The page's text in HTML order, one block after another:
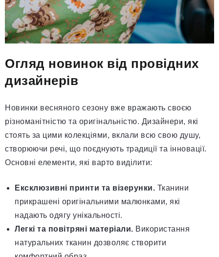
Огляд новинок від провідних
дизайнерів
Новинки весняного сезону вже вражають своєю
різноманітністю та оригінальністю. Дизайнери, які
стоять за цими колекціями, вклали всю свою душу,
створюючи речі, що поєднують традиції та інновації.
Основні елементи, які варто виділити:
Ексклюзивні принти та візерунки. Тканини
прикрашені оригінальними малюнками, які
надають одягу унікальності.
Легкі та повітряні матеріали. Використання
натуральних тканин дозволяє створити